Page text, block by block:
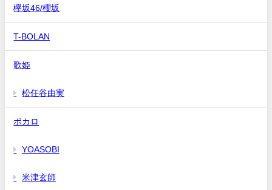
欅坂46/櫻坂
T-BOLAN
歌姫
松任谷由実
ボカロ
YOASOBI
米津玄師